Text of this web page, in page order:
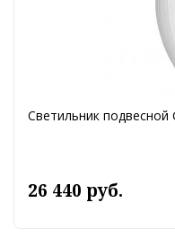
Светильник подвесной
26 440 руб.